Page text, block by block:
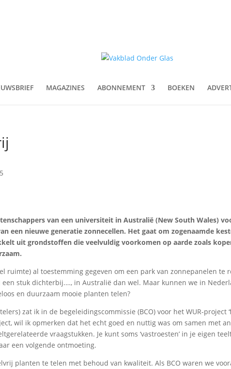
MAGAZINES ABONNEMENT BOEKEN
van een universiteit in Australië (New South Wales)
een nieuwe generatie zonnecellen. Het gaat om zogenaamde
uit grondstoffen die veelvuldig voorkomen op aarde zoals
ruimte) al toestemming gegeven om een park van zonnepanelen te
een stuk dichterbij.…, in Australië dan wel. Maar kunnen we in
en duurzaam mooie planten telen?
zat ik in de begeleidingscommissie (BCO) voor het WUR-project
wil ik opmerken dat het echt goed en nuttig was om samen met
vraagstukken. Je kunt soms ‘vastroesten’ in je eigen
een volgende ontmoeting.
planten te telen met behoud van kwaliteit. Als BCO waren we